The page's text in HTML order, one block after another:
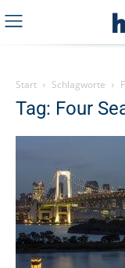
Start Schlagworte
Tag: Four